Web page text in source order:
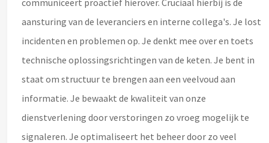
communiceert proactief hierover. Cruciaal hierbij is de
aansturing van de leveranciers en interne collega's. Je lost
incidenten en problemen op. Je denkt mee over en toets
technische oplossingsrichtingen van de keten. Je bent in
staat om structuur te brengen aan een veelvoud aan
informatie. Je bewaakt de kwaliteit van onze
dienstverlening door verstoringen zo vroeg mogelijk te
signaleren. Je optimaliseert het beheer door zo veel